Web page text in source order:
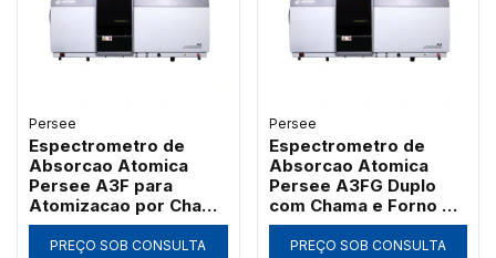
Persee
Espectrometro de
Absorcao Atomica
Persee A3F para
Atomizacao por Chama
com Queimador de
Titanio
PREÇO SOB CONSULTA
Persee
Espectrometro de
Absorcao Atomica
Persee A3FG Duplo
com Chama e Forno de
Grafite Transversal
PREÇO SOB CONSULTA